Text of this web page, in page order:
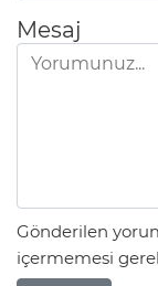
Mesaj
Gönderilen
içermemesi